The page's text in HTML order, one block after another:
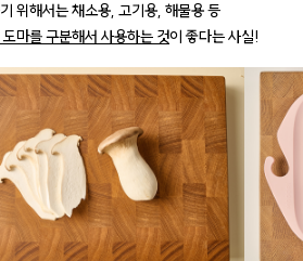
위해서는 채소용, 고기용, 해물용 등
마를 구분해서 사용하는 것이 좋다는 사실!